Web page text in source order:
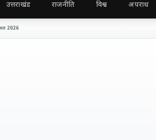
उत्तराखंड राजनीति विश्व अपराध
पाकिस्तान, सऊदी और तुर्की का रक्षा समझौता, भारत ने कहा-